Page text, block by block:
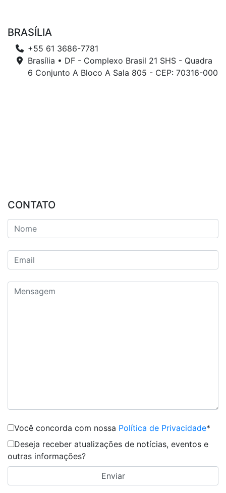
BRASÍLIA
+55 61 3686-7781
Brasília • DF - Complexo Brasil 21 SHS - Quadra
6 Conjunto A Bloco A Sala 805 - CEP: 70316-000
CONTATO
Você concorda com nossa Política de Privacidade*
Deseja receber atualizações de notícias, eventos e
outras informações?